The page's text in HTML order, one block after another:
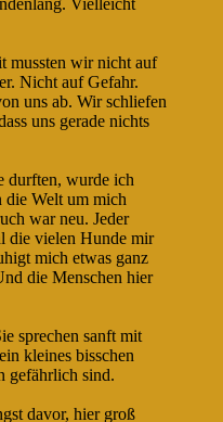
mussten wir nicht auf
Nicht auf Gefahr.
uns ab. Wir schliefen
uns gerade nichts
durften, wurde ich
die Welt um mich
war neu. Jeder
die vielen Hunde mir
mich etwas ganz
die Menschen hier
sprechen sanft mit
kleines bisschen
gefährlich sind.
davor, hier groß